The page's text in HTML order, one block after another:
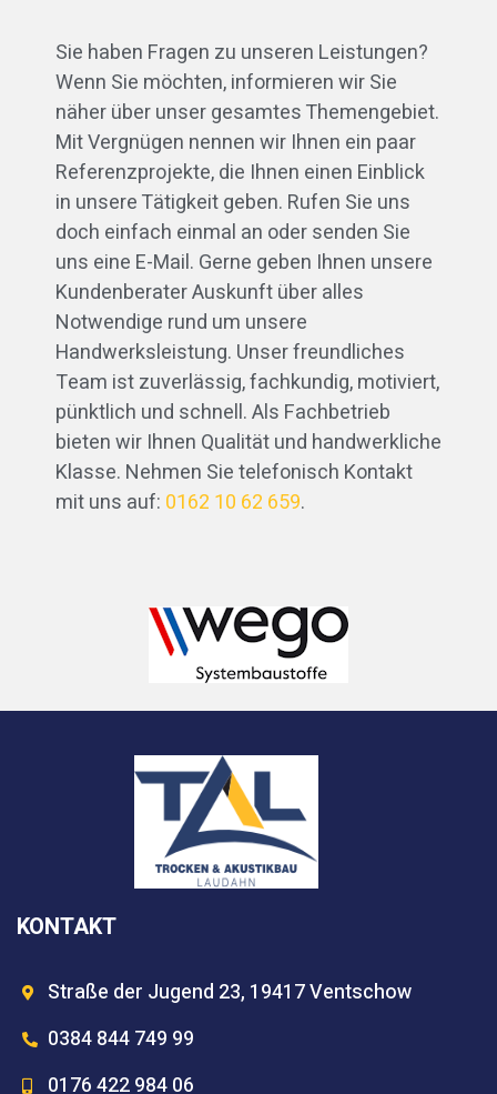
Sie haben Fragen zu unseren Leistungen?
Wenn Sie möchten, informieren wir Sie
näher über unser gesamtes Themengebiet.
Mit Vergnügen nennen wir Ihnen ein paar
Referenzprojekte, die Ihnen einen Einblick
in unsere Tätigkeit geben. Rufen Sie uns
doch einfach einmal an oder senden Sie
uns eine E-Mail. Gerne geben Ihnen unsere
Kundenberater Auskunft über alles
Notwendige rund um unsere
Handwerksleistung. Unser freundliches
Team ist zuverlässig, fachkundig, motiviert,
pünktlich und schnell. Als Fachbetrieb
bieten wir Ihnen Qualität und handwerkliche
Klasse. Nehmen Sie telefonisch Kontakt
mit uns auf: 0162 10 62 659.
KONTAKT
Straße der Jugend 23, 19417 Ventschow
0384 844 749 99
0176 422 984 06